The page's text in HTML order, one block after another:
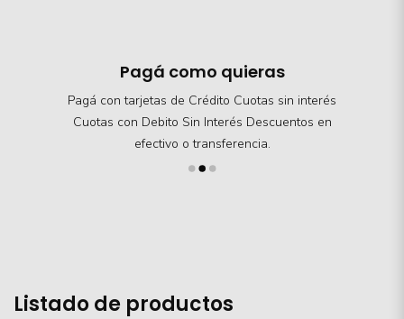
Comprá con seguridad
Tus datos siempre protegidos
Listado de productos